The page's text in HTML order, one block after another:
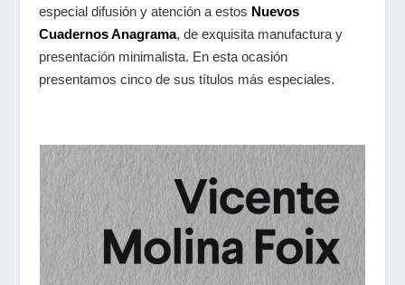
especial difusión y atención a estos Nuevos
Cuadernos Anagrama, de exquisita manufactura y
presentación minimalista. En esta ocasión
presentamos cinco de sus títulos más especiales.